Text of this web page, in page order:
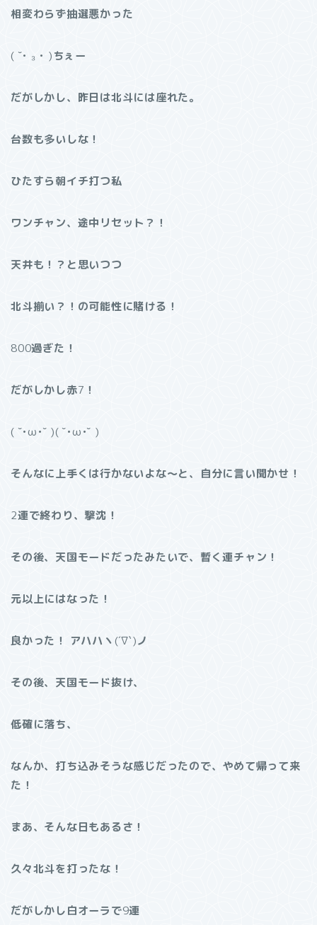
相変わらず抽選悪かった
( ˘• ₃ • )ちぇー
だがしかし、昨日は北斗には座れた。
台数も多いしな！
ひたすら朝イチ打つ私
ワンチャン、途中リセット？！
天井も！？と思いつつ
北斗揃い？！の可能性に賭ける！
800過ぎた！
だがしかし赤7 ！
( ˘•ω•˘ )( ˘•ω•˘ )
そんなに上手くは行かないよな～と、自分に言い聞かせ！
2連で終わり、撃沈！
その後、天国モードだったみたいで、暫く連チャン！
元以上にはなった！
良かった！ アハハヽ(´∇`)ノ
その後、天国モード抜け、
低確に落ち、
なんか、打ち込みそうな感じだったので、やめて帰って来
た！
まあ、そんな日もあるさ！
久々北斗を打ったな！
だがしかし白オーラで9連